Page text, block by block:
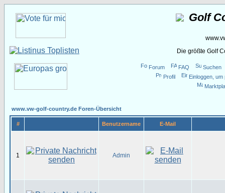
Golf
Die größte Golf
Forum FAQ
Suchen
Profil
Einloggen,
www.vw-golf-country.de Foren-Übersicht
# Benutzername E-Mail
1 Admin